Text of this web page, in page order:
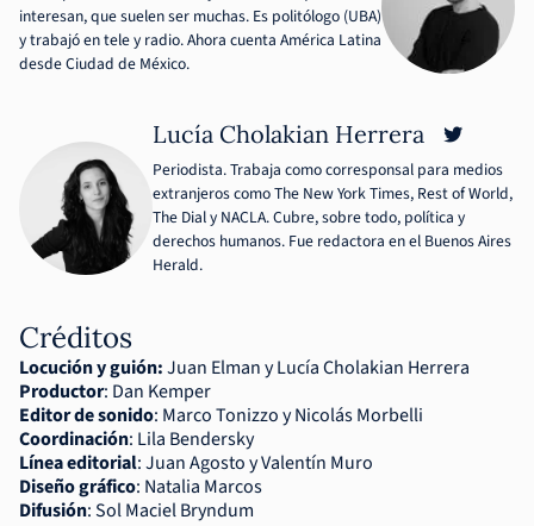
interesan, que suelen ser muchas. Es politólogo (UBA)
y trabajó en tele y radio. Ahora cuenta América Latina
desde Ciudad de México.
Lucía Cholakian Herrera
Periodista. Trabaja como corresponsal para medios
extranjeros como The New York Times, Rest of World,
The Dial y NACLA. Cubre, sobre todo, política y
derechos humanos. Fue redactora en el Buenos Aires
Herald.
Créditos
Locución y guión:Juan Elman y Lucía Cholakian Herrera
Productor: Dan Kemper
Editor de sonido: Marco Tonizzo y Nicolás Morbelli
Coordinación: Lila Bendersky
Línea editorial: Juan Agosto y Valentín Muro
Diseño gráfico: Natalia Marcos
Difusión: Sol Maciel Bryndum